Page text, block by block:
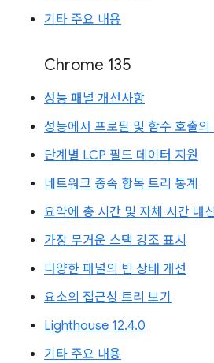
기타 주요 내용
Chrome 135
성능 패널 개선사항
성능에서 프로필 및 함수 호출
단계별 LCP 필드 데이터 지원
네트워크 종속 항목 트리 통계
요약에 총 시간 및 자체 시간 대
가장 무거운 스택 강조 표시
다양한 패널의 빈 상태 개선
요소의 접근성 트리 보기
Lighthouse 12.4.0
기타 주요 내용